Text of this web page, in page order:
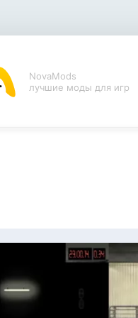
NovaMods
лучшие моды для игр